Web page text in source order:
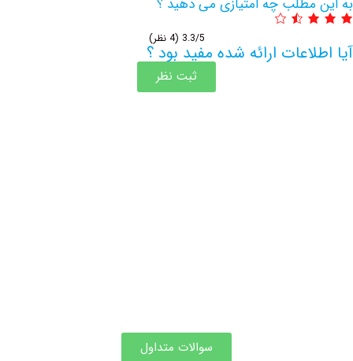
چه امتیازی می دهید ؟
ارائه شده مفید بود ؟
ثبت نظر
سوالات متداول